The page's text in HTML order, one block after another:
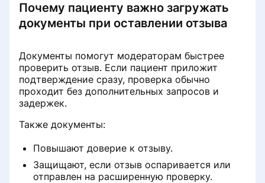
Почему пациенту важно загружать
документы при оставлении отзыва
Документы помогут модераторам быстрее
проверить отзыв. Если пациент приложит
подтверждение сразу, проверка обычно
проходит без дополнительных запросов и
задержек.
Также документы:
Повышают доверие к отзыву.
Защищают, если отзыв оспаривается или
отправлен на расширенную проверку.